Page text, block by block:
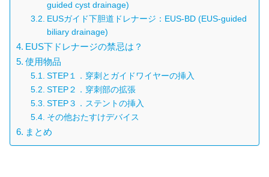
guided cyst drainage)
EUSガイド下胆道ドレナージ：EUS-BD (EUS-guided
biliary drainage)
EUS下ドレナージの禁忌は？
使用物品
STEP１．穿刺とガイドワイヤーの挿入
STEP２．穿刺部の拡張
STEP３．ステントの挿入
その他おたすけデバイス
まとめ